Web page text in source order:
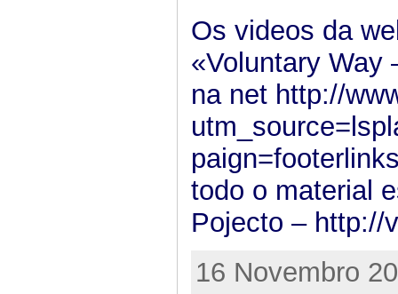
Os videos da
«Voluntary Way
na net http://
todo o material
Pojecto – http://
16 Novembro